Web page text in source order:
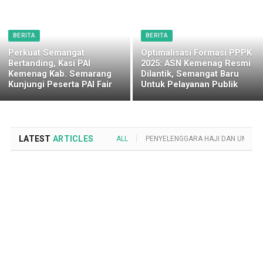
BERITA
Perkuat Semangat
Bertanding, Kasi PAI
Kemenag Kab. Semarang
Kunjungi Peserta PAI Fair
BERITA
Optimalisasi Formasi PPPK
2025: ASN Kemenag Resmi
Dilantik, Semangat Baru
Untuk Pelayanan Publik
LATEST ARTICLES ALL PENYELENGGARA HAJI DAN UMROH